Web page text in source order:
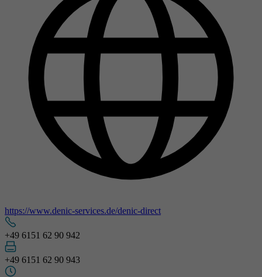
https://www.denic-services.de/denic-direct
+49 6151 62 90 942
+49 6151 62 90 943